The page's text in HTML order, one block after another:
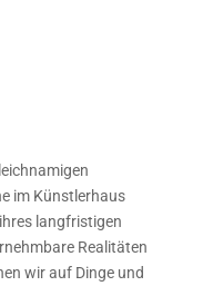
im Künstlerhaus
langfristigen
Realitäten
wir auf Dinge und